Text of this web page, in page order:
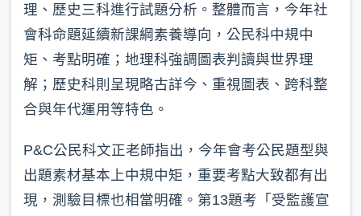
理、歷史三科進行試題分析。整體而言，今年社
會科命題延續新課綱素養導向，公民科中規中
矩、考點明確；地理科強調圖表判讀與世界理
解；歷史科則呈現略古詳今、重視圖表、跨科整
合與年代運用等特色。
P&C公民科文正老師指出，今年會考公民題型與
出題素材基本上中規中矩，重要考點大致都有出
現，測驗目標也相當明確。第13題考「受監護宣